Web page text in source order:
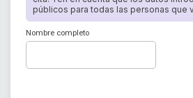
públicos para todas las personas que
Nombre completo